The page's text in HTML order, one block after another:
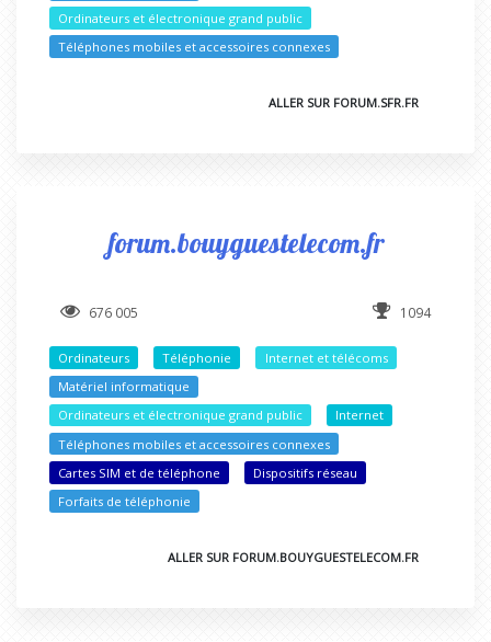
Ordinateurs et électronique grand public
Téléphones mobiles et accessoires connexes
ALLER SUR FORUM.SFR.FR
forum.bouyguestelecom.fr
676 005 1094
Ordinateurs Téléphonie
Internet et télécoms
Matériel informatique
Ordinateurs et électronique grand public
Internet
Téléphones mobiles et accessoires connexes
Cartes SIM et de téléphone
Dispositifs réseau
Forfaits de téléphonie
ALLER SUR FORUM.BOUYGUESTELECOM.FR